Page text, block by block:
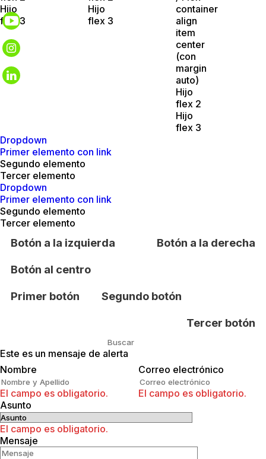
Hijo
flex 3
Hijo
flex 3
container
align
item
center
(con
margin
auto)
Hijo
flex 2
Hijo
flex 3
Dropdown
Primer elemento con link
Segundo elemento
Tercer elemento
Dropdown
Primer elemento con link
Segundo elemento
Tercer elemento
Botón a la izquierda Botón a la derecha
Botón al centro
Primer botón Segundo botón
Tercer botón
Nombre
El campo es obligatorio.
Correo electrónico
El campo es obligatorio.
Asunto
El campo es obligatorio.
Mensaje
Este es un mensaje de alerta